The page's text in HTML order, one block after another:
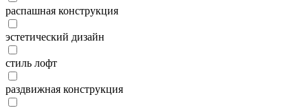
распашная конструкция
эстетический дизайн
стиль лофт
раздвижная конструкция